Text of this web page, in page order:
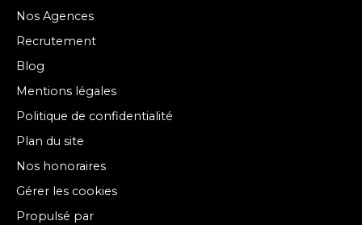
Nos Agences
Recrutement
Blog
Mentions légales
Politique de confidentialité
Plan du site
Nos honoraires
Gérer les cookies
Propulsé par